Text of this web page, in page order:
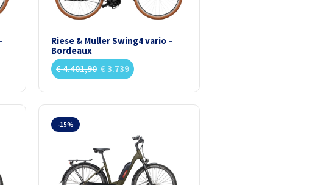
Riese & Muller Swing4 vario –
Bordeaux
€4.401,90 €3.739
-15%